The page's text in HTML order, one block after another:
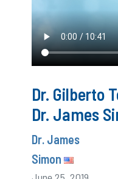
Dr. Gilberto
Dr. James
Dr. James
Simon